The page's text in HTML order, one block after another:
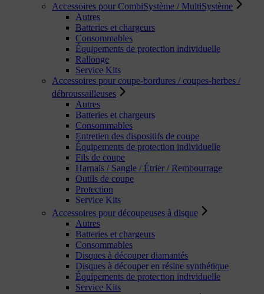
Accessoires pour CombiSystème / MultiSystème
Autres
Batteries et chargeurs
Consommables
Équipements de protection individuelle
Rallonge
Service Kits
Accessoires pour coupe-bordures / coupes-herbes /
débroussailleuses
Autres
Batteries et chargeurs
Consommables
Entretien des dispositifs de coupe
Équipements de protection individuelle
Fils de coupe
Harnais / Sangle / Étrier / Rembourrage
Outils de coupe
Protection
Service Kits
Accessoires pour découpeuses à disque
Autres
Batteries et chargeurs
Consommables
Disques à découper diamantés
Disques à découper en résine synthétique
Équipements de protection individuelle
Service Kits